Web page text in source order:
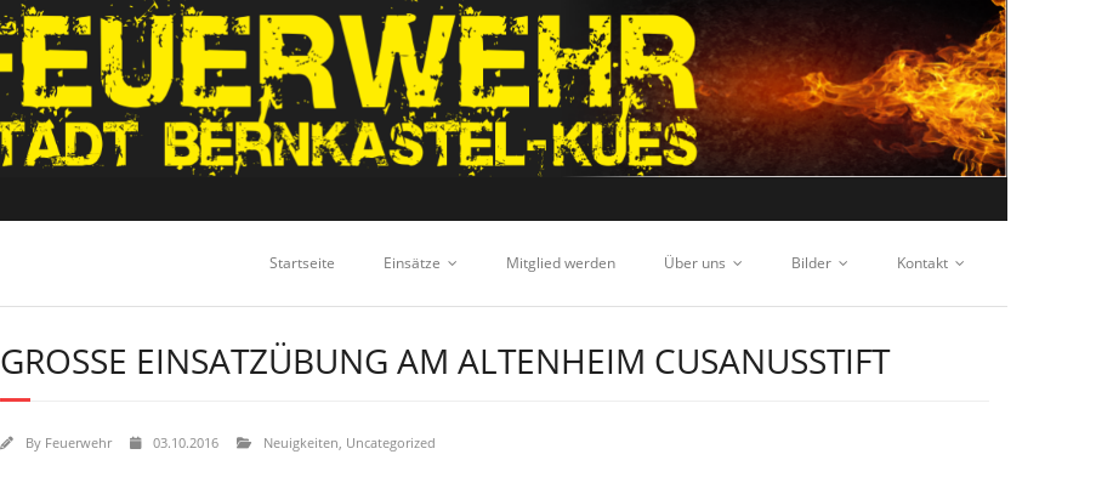
Startseite Einsätze Mitglied werden Über uns Bilder Kontakt
GROSSE EINSATZÜBUNG AM ALTENHEIM CUSANUSSTIFT
By Feuerwehr 03.10.2016 Neuigkeiten Uncategorized